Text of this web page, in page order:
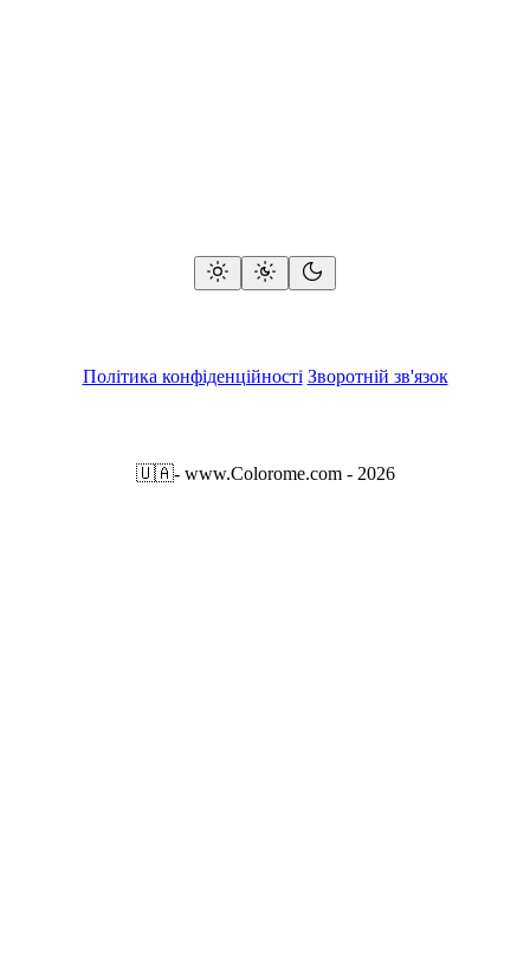
Політика конфіденційності Зворотній зв'язок
🇺🇦- www.Colorome.com - 2026